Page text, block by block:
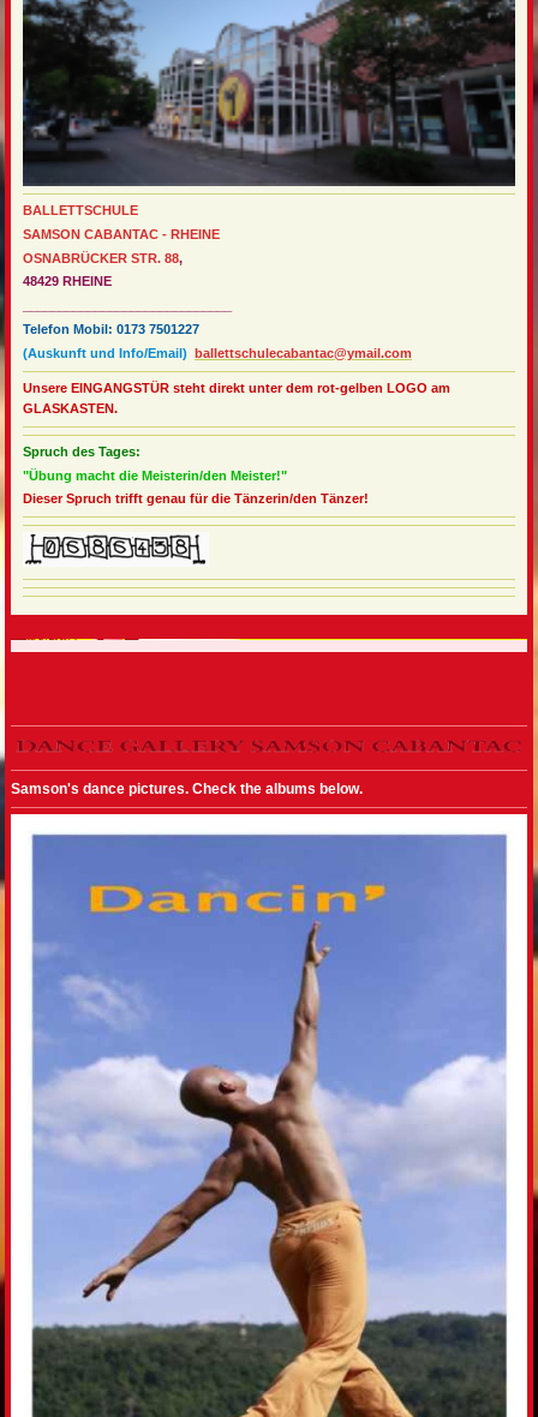
BALLETTSCHULE
SAMSON CABANTAC - RHEINE
OSNABRÜCKER STR. 88,
48429 RHEINE
Telefon Mobil: 0173 7501227
(Auskunft und Info/Email) ballettschulecabantac@ymail.com
Unsere EINGANGSTÜR steht direkt unter dem rot-gelben LOGO am
GLASKASTEN.
Spruch des Tages:
"Übung macht die Meisterin/den Meister!"
Dieser Spruch trifft genau für die Tänzerin/den Tänzer!
Samson's dance pictures. Check the albums below.